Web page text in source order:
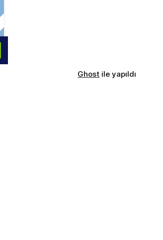
Ghost ile yapıldı